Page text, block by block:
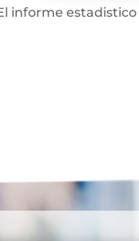
informe